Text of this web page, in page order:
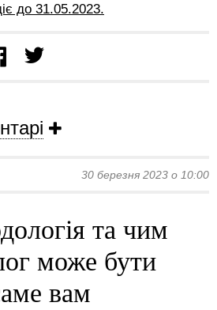
до 31.05.2023.
30 березня 2023 о 10:00
та чим
може бути
вам